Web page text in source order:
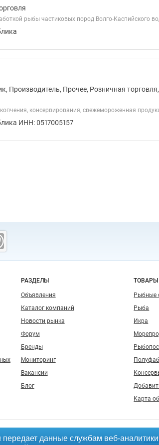
рыбы частиковых пород Волго-Каспийского
Производитель, Прочее, Розничная
консервирования, свежемороженная
ИНН: 0517005157
РАЗДЕЛЫ
Объявления
Каталог компаний
Новости рынка
Форум
Бренды
Мониторинг
Вакансии
Блог
ТОВАРЫ
Рыбные
Рыба
Икра
Карта
при размещении активной гиперссылки на сайт
передает данные службам веб-